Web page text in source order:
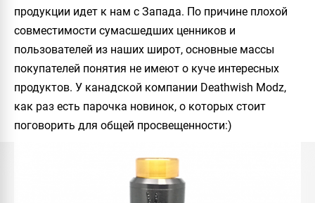
продукции идет к нам с Запада. По причине плохой
совместимости сумасшедших ценников и
пользователей из наших широт, основные массы
покупателей понятия не имеют о куче интересных
продуктов. У канадской компании Deathwish Modz,
как раз есть парочка новинок, о которых стоит
поговорить для общей просвещенности:)